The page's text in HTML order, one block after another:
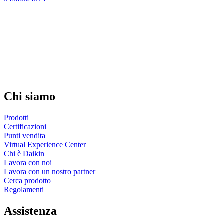
Chi siamo
Prodotti
Certificazioni
Punti vendita
Virtual Experience Center
Chi è Daikin
Lavora con noi
Lavora con un nostro partner
Cerca prodotto
Regolamenti
Assistenza